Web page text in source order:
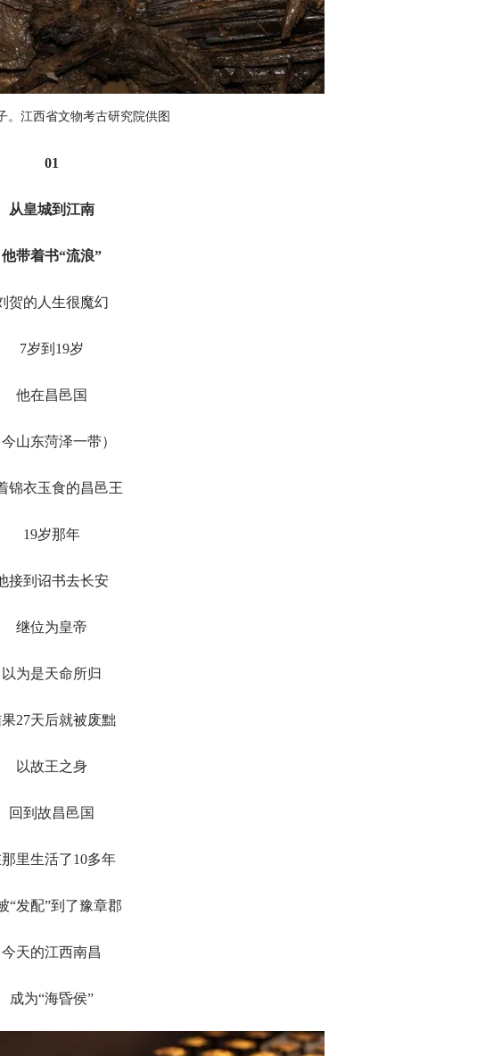
。江西省文物考古研究院供图
01
从皇城到江南
他带着书“流浪”
贺的人生很魔幻
7岁到19岁
他在昌邑国
山东菏泽一带）
锦衣玉食的昌邑王
19岁那年
接到诏书去长安
继位为皇帝
以为是天命所归
27天后就被废黜
以故王之身
回到故昌邑国
里生活了10多年
“发配”到了豫章郡
今天的江西南昌
成为“海昏侯”